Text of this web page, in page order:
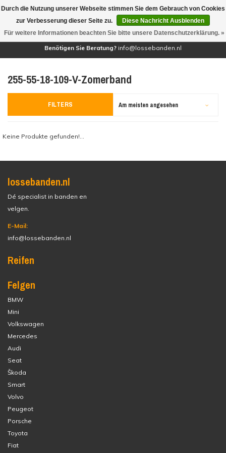
(0)
Benötigen Sie Beratung? info@lossebanden.nl
255-55-18-109-V-Zomerband
FILTERS Am meisten angesehen
Keine Produkte gefunden!...
lossebanden.nl
Dé specialist in banden en
velgen.
E-Mail:
info@lossebanden.nl
Reifen
Felgen
BMW
Mini
Volkswagen
Mercedes
Audi
Seat
Škoda
Smart
Volvo
Peugeot
Porsche
Toyota
Fiat
Durch die Nutzung unserer Webseite stimmen Sie dem Gebrauch von Cookies
zur Verbesserung dieser Seite zu.
Diese Nachricht Ausblenden
Für weitere Informationen beachten Sie bitte unsere Datenschutzerklärung. »